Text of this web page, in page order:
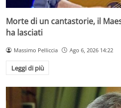
Morte di un cantastorie, il
ha lasciati
Massimo Pelliccia Ago 6, 2026 14:22
Leggi di più